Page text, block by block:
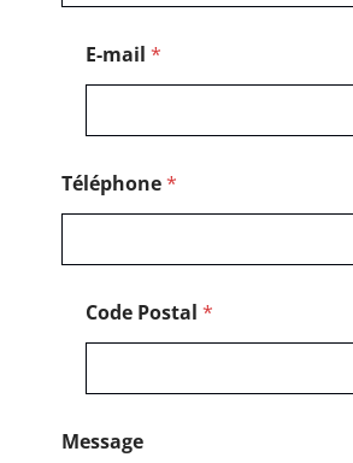
E-mail *
Téléphone*
Code Postal *
Message